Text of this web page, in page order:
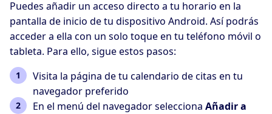
Puedes añadir un acceso directo a tu horario en la
pantalla de inicio de tu dispositivo Android. Así podrás
acceder a ella con un solo toque en tu teléfono móvil o
tableta. Para ello, sigue estos pasos:
Visita la página de tu calendario de citas en tu
navegador preferido
En el menú del navegador selecciona Añadir a